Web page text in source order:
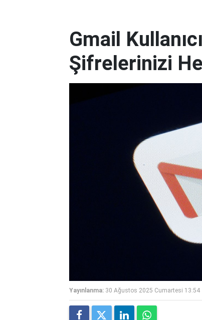
Gmail
Şifrelerinizi
Yayınlanma: 30 Ağustos 2025 Cumartesi 13:54